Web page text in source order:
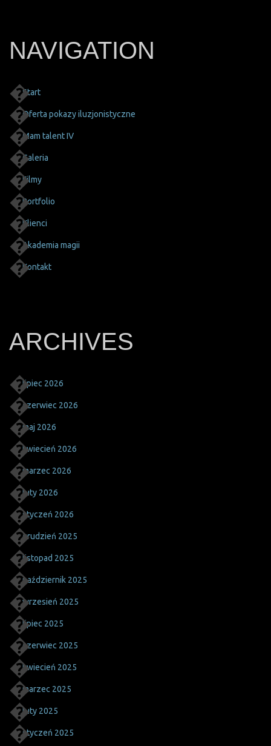
NAVIGATION
Start
Oferta pokazy iluzjonistyczne
Mam talent IV
Galeria
Filmy
Portfolio
Klienci
Akademia magii
Kontakt
ARCHIVES
lipiec 2026
czerwiec 2026
maj 2026
kwiecień 2026
marzec 2026
luty 2026
styczeń 2026
grudzień 2025
listopad 2025
październik 2025
wrzesień 2025
lipiec 2025
czerwiec 2025
kwiecień 2025
marzec 2025
luty 2025
styczeń 2025